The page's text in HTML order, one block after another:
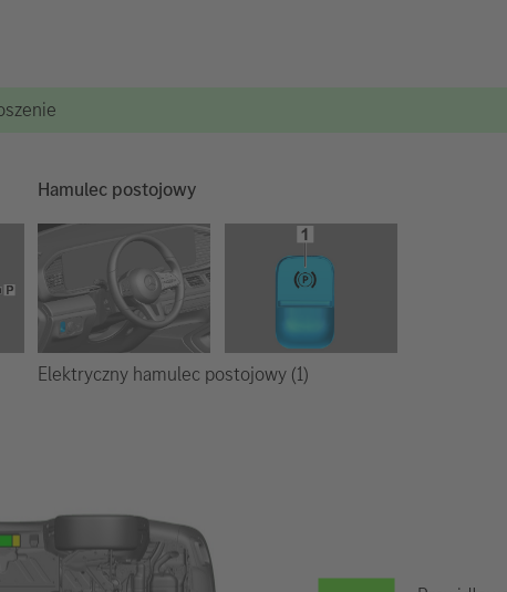
Hamulec postojowy
Elektryczny hamulec postojowy (1)